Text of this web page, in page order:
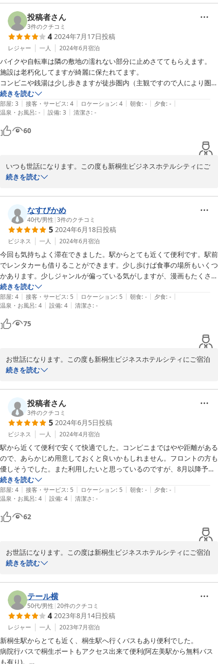
した。失礼致します。
2024-12-18
投稿者さん
3件のクチコミ
4 2024年7月17日投稿
レジャー 一人 2024年6月宿泊
バイクや自転車は隣の敷地の濡れない部分に止めさててもらえます。
施設は老朽化してますが綺麗に保たれてます。
コンビニや銭湯は少し歩きますが徒歩圏内（主観ですので人により圏外
と捉える方もいらっしゃるかも）。
接客はマスターもマダムもとても丁寧でした。
桐生に泊まる時の主宿としています。
続きを読む
部屋: 3 | 接客・サービス: 4 | ロケーション: 4 | 朝食: - | 夕食: - |
温泉・お風呂: - | 設備: 3 | 清潔さ: -
60
いつも世話になります。この度も新桐生ビジネスホテルシティにご
宿泊いただき誠にありがとうございました。機会がございました際
す。失礼致します。
2024-07-17
続きを読む
なすびかめ
40代/男性 |3件のクチコミ
5 2024年6月18日投稿
ビジネス 一人 2024年6月宿泊
今回も気持ちよく滞在できました。駅からとても近くて便利です。駅前
でレンタカーも借りることができます。少し歩けば食事の場所もいくつ
かあります。少しジャンルが偏っている気がしますが、漫画もたくさん
おいてあり、自由に読むことができました。
続きを読む
部屋: 4 | 接客・サービス: 5 | ロケーション: 5 | 朝食: - | 夕食: - |
温泉・お風呂: 4 | 設備: 4 | 清潔さ: -
75
お世話になります。この度も新桐生ビジネスホテルシティにご宿泊
いただき誠にありがとうございました。次回ご予約もいただき誠に
この度のご宿泊 誠にありがとうございました。失礼致します。
2024-06-26
続きを読む
投稿者さん
3件のクチコミ
5 2024年6月5日投稿
ビジネス 一人 2024年4月宿泊
駅から近くて便利で安くて快適でした。コンビニまではやや距離がある
ので、あらかじめ用意しておくと良いかもしれません。フロントの方も
優しそうでした。また利用したいと思っているのですが、8月以降予約
ができない状態が続いているのが残念です。
続きを読む
部屋: 4 | 接客・サービス: 5 | ロケーション: 5 | 朝食: - | 夕食: - |
温泉・お風呂: 4 | 設備: 4 | 清潔さ: -
62
お世話になります。この度は新桐生ビジネスホテルシティにご宿泊
いただき誠にありがとうございました。最寄り駅は徒歩3分ほどの
順次進めてまいりますのでもう少しお待ち下さいませ。機会がござ
いました際は宜しくお願い申し上げます。この度のご宿泊 誠にあり
2024-06-05
続きを読む
テール横
50代/男性 |20件のクチコミ
4 2023年8月14日投稿
レジャー 一人 2023年7月宿泊
新桐生駅からとても近く、桐生駅へ行くバスもあり便利でした。
病院行バスで桐生ボートもアクセス出来て便利(阿左美駅から無料バス
も有り)。